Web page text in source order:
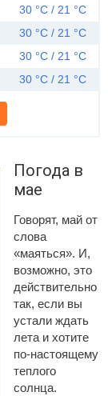
30 °C / 21 °C
30 °C / 21 °C
30 °C / 21 °C
30 °C / 21 °C
Погода в
мае
Говорят, май от
слова
«маяться». И,
возможно, это
действительно
так, если вы
устали ждать
лета и хотите
по-настоящему
теплого
солнца.